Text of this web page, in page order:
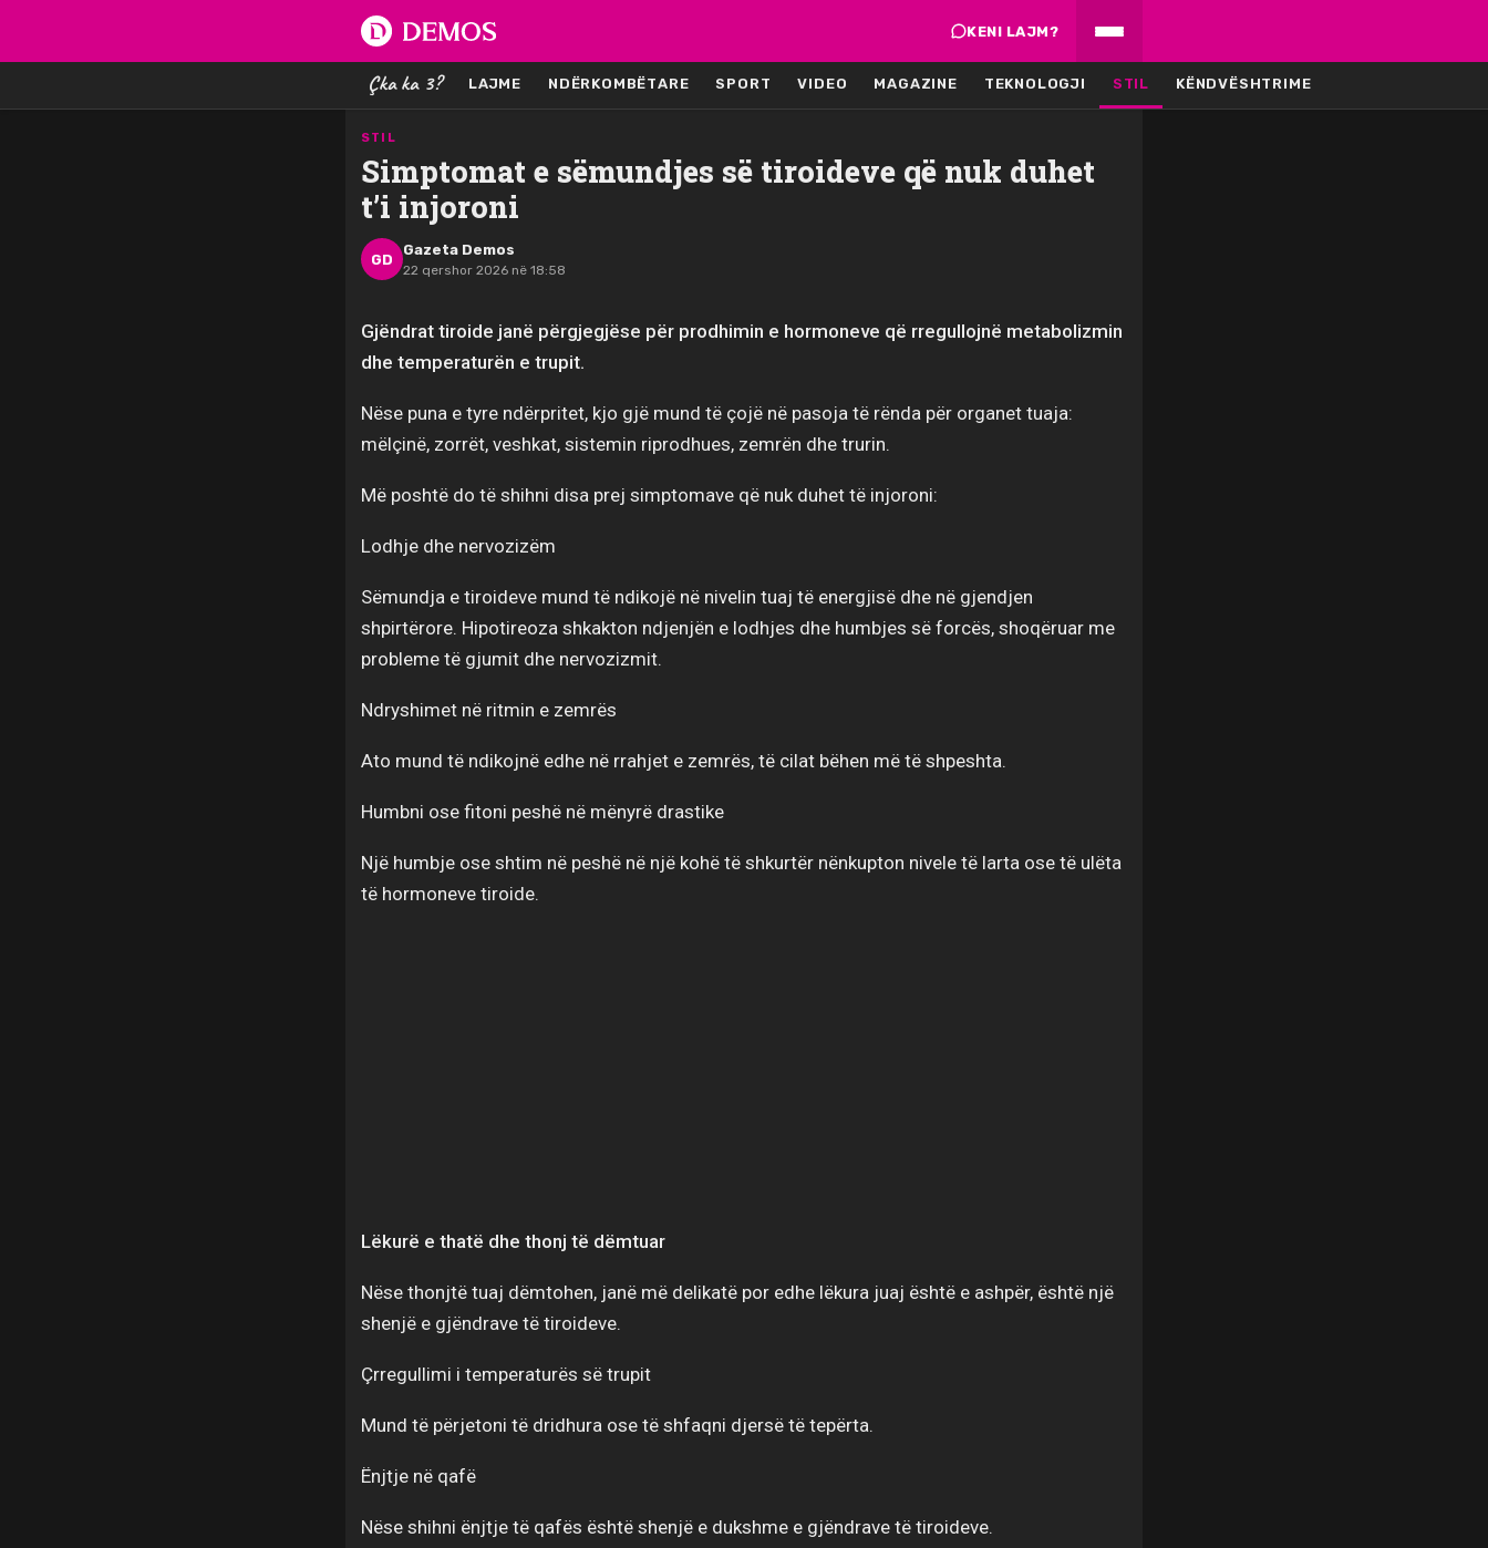
KENI LAJM?
Çka ka 3? LAJME NDËRKOMBËTARE SPORT VIDEO MAGAZINE TEKNOLOGJI STIL KËNDVËSHTRIME
STIL
Simptomat e sëmundjes së tiroideve që nuk duhet
t’i injoroni
GD
Gazeta Demos
22 qershor 2026 në 18:58
Gjëndrat tiroide janë përgjegjëse për prodhimin e hormoneve që rregullojnë metabolizmin
dhe temperaturën e trupit.
Nëse puna e tyre ndërpritet, kjo gjë mund të çojë në pasoja të rënda për organet tuaja:
mëlçinë, zorrët, veshkat, sistemin riprodhues, zemrën dhe trurin.
Më poshtë do të shihni disa prej simptomave që nuk duhet të injoroni:
Lodhje dhe nervozizëm
Sëmundja e tiroideve mund të ndikojë në nivelin tuaj të energjisë dhe në gjendjen
shpirtërore. Hipotireoza shkakton ndjenjën e lodhjes dhe humbjes së forcës, shoqëruar me
probleme të gjumit dhe nervozizmit.
Ndryshimet në ritmin e zemrës
Ato mund të ndikojnë edhe në rrahjet e zemrës, të cilat bëhen më të shpeshta.
Humbni ose fitoni peshë në mënyrë drastike
Një humbje ose shtim në peshë në një kohë të shkurtër nënkupton nivele të larta ose të ulëta
të hormoneve tiroide.
Lëkurë e thatë dhe thonj të dëmtuar
Nëse thonjtë tuaj dëmtohen, janë më delikatë por edhe lëkura juaj është e ashpër, është një
shenjë e gjëndrave të tiroideve.
Çrregullimi i temperaturës së trupit
Mund të përjetoni të dridhura ose të shfaqni djersë të tepërta.
Ënjtje në qafë
Nëse shihni ënjtje të qafës është shenjë e dukshme e gjëndrave të tiroideve.